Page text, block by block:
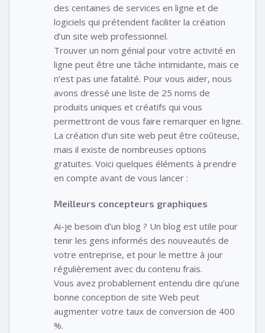
des centaines de services en ligne et de
logiciels qui prétendent faciliter la création
d’un site web professionnel.
Trouver un nom génial pour votre activité en
ligne peut être une tâche intimidante, mais ce
n’est pas une fatalité. Pour vous aider, nous
avons dressé une liste de 25 noms de
produits uniques et créatifs qui vous
permettront de vous faire remarquer en ligne.
La création d’un site web peut être coûteuse,
mais il existe de nombreuses options
gratuites. Voici quelques éléments à prendre
en compte avant de vous lancer :
Meilleurs concepteurs graphiques
Ai-je besoin d’un blog ? Un blog est utile pour
tenir les gens informés des nouveautés de
votre entreprise, et pour le mettre à jour
régulièrement avec du contenu frais.
Vous avez probablement entendu dire qu’une
bonne conception de site Web peut
augmenter votre taux de conversion de 400
%.